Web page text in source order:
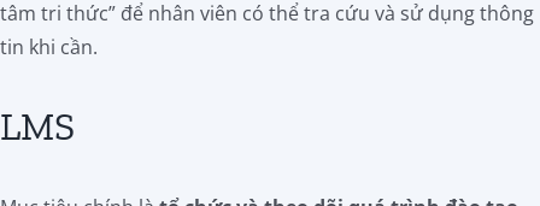
tâm tri thức” để nhân viên có thể tra cứu và sử dụng thông
tin khi cần.
LMS